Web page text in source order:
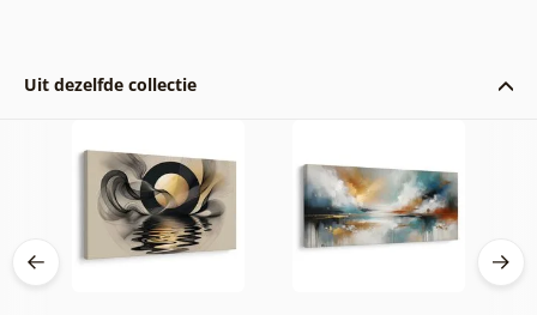
Uit dezelfde collectie